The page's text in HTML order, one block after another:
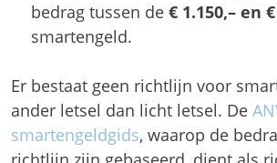
bedrag tussen de € 1.150,– en
smartengeld.
Er bestaat geen richtlijn voor
ander letsel dan licht letsel. De
smartengeldgids, waarop de